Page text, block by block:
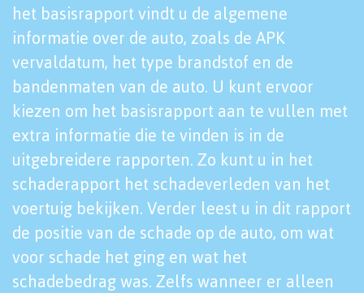
het basisrapport vindt u de algemene
informatie over de auto, zoals de APK
vervaldatum, het type brandstof en de
bandenmaten van de auto. U kunt ervoor
kiezen om het basisrapport aan te vullen met
extra informatie die te vinden is in de
uitgebreidere rapporten. Zo kunt u in het
schaderapport het schadeverleden van het
voertuig bekijken. Verder leest u in dit rapport
de positie van de schade op de auto, om wat
voor schade het ging en wat het
schadebedrag was. Zelfs wanneer er alleen